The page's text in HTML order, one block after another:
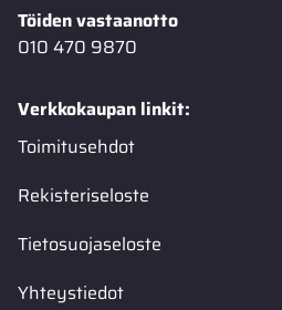
Töiden vastaanotto
010 470 9870
Verkkokaupan linkit:
Toimitusehdot
Rekisteriseloste
Tietosuojaseloste
Yhteystiedot